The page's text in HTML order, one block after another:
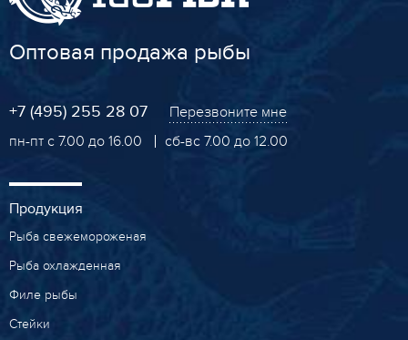
Оптовая продажа рыбы
+7 (495) 255 28 07
Перезвоните мне
пн-пт с 7.00 до 16.00
сб-вс 7.00 до 12.00
Продукция
Рыба свежемороженая
Рыба охлажденная
Филе рыбы
Стейки